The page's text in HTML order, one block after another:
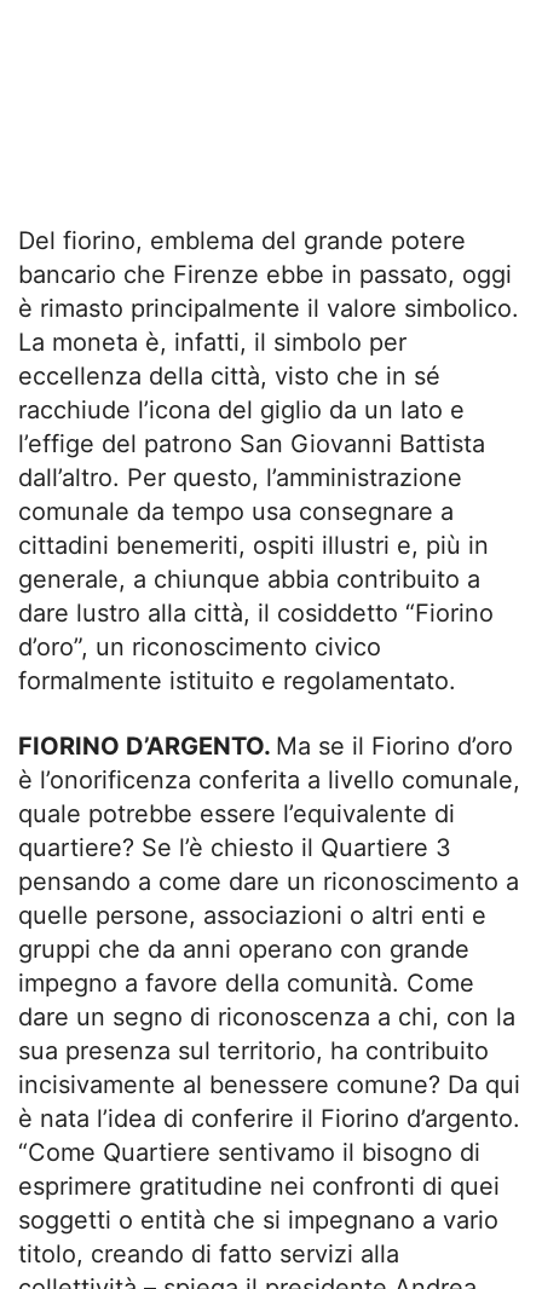
Del fiorino, emblema del grande potere
bancario che Firenze ebbe in passato, oggi
è rimasto principalmente il valore simbolico.
La moneta è, infatti, il simbolo per
eccellenza della città, visto che in sé
racchiude l’icona del giglio da un lato e
l’effige del patrono San Giovanni Battista
dall’altro. Per questo, l’amministrazione
comunale da tempo usa consegnare a
cittadini benemeriti, ospiti illustri e, più in
generale, a chiunque abbia contribuito a
dare lustro alla città, il cosiddetto “Fiorino
d’oro”, un riconoscimento civico
formalmente istituito e regolamentato.
FIORINO D’ARGENTO. Ma se il Fiorino d’oro
è l’onorificenza conferita a livello comunale,
quale potrebbe essere l’equivalente di
quartiere? Se l’è chiesto il Quartiere 3
pensando a come dare un riconoscimento a
quelle persone, associazioni o altri enti e
gruppi che da anni operano con grande
impegno a favore della comunità. Come
dare un segno di riconoscenza a chi, con la
sua presenza sul territorio, ha contribuito
incisivamente al benessere comune? Da qui
è nata l’idea di conferire il Fiorino d’argento.
“Come Quartiere sentivamo il bisogno di
esprimere gratitudine nei confronti di quei
soggetti o entità che si impegnano a vario
titolo, creando di fatto servizi alla